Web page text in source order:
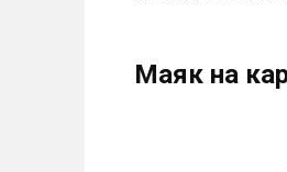
Маяк на